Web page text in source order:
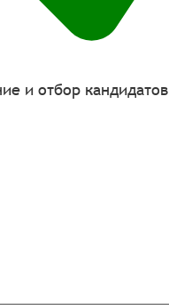
и отбор кандидатов